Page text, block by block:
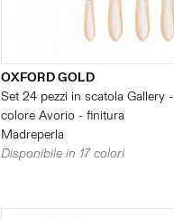
OXFORD GOLD
Set 24 pezzi in scatola Gallery -
colore Avorio - finitura
Madreperla
Disponibile in 17 colori